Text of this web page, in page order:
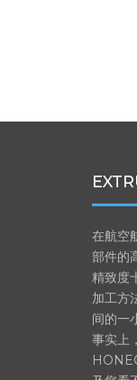
在航空
部件的
精致度
加工方
间的一
事实上